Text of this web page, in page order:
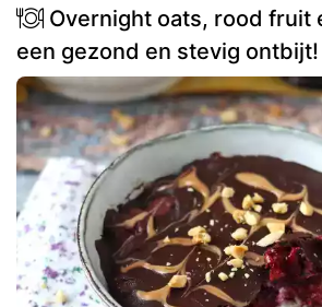
Overnight oats, rood fruit
een gezond en stevig ontbijt!